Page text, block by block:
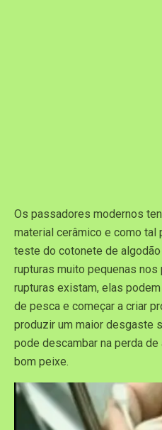
Os passadores modernos
material cerâmico e como tal
teste do cotonete de
rupturas muito pequenas
rupturas existam, elas
de pesca e começar a criar
produzir um maior desgaste
pode descambar na perda
bom peixe.